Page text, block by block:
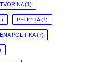
(1)
PETICIJA(1)
POLITIKA(7)